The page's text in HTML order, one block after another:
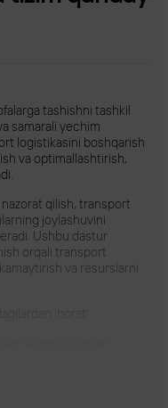
tashishni tashkil
samarali yechim
logistikasini boshqarish
va optimallashtirish,
qilish, transport
joylashuvini
Ushbu dastur
orqali transport
va resurslarni